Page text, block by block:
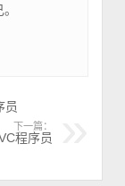
员
下一篇：
程序员